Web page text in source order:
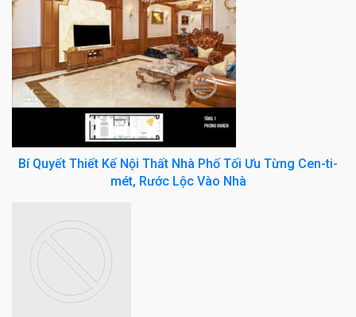
Bí Quyết Thiết Kế Nội Thất Nhà Phố Tối Ưu Từng Cen-ti-
mét, Rước Lộc Vào Nhà